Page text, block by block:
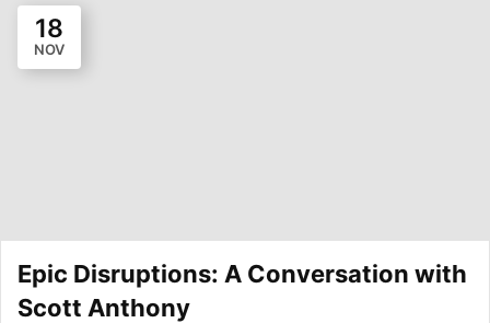
18
NOV
Epic Disruptions: A Conversation with
Scott Anthony